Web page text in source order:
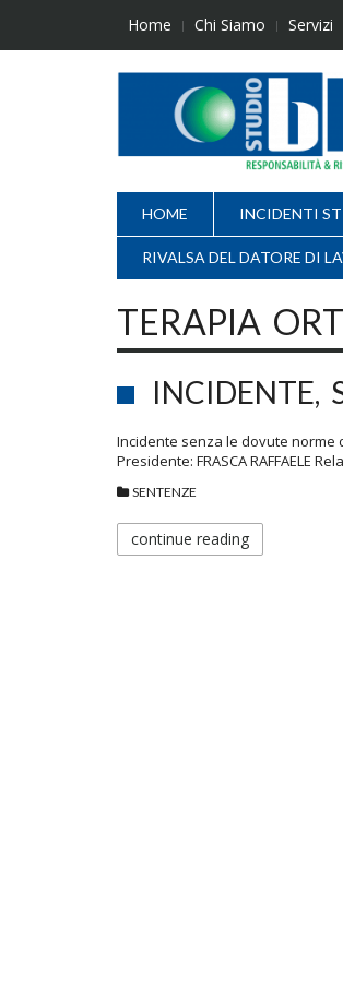
content
Home Chi Siamo Servizi
HOME INCIDENTI
RIVALSA DEL DATORE DI
TERAPIA
INCIDENTE,
Incidente senza le
Presidente: FRASCA RAFFAELE
SENTENZE
continue reading